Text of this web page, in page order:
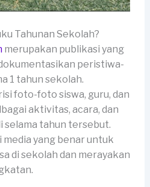
Tahunan Sekolah?
merupakan publikasi yang
peristiwa-
1 tahun sekolah.
foto-foto siswa, guru, dan
aktivitas, acara, dan
selama tahun tersebut.
media yang benar untuk
di sekolah dan merayakan